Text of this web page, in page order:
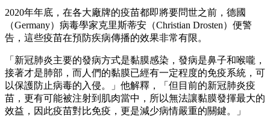
2020年年底，在各大廠牌的疫苗都即將要問世之前，德國
（Germany）病毒學家克里斯蒂安（Christian Drosten）便警
告，這些疫苗在預防疾病傳播的效果非常有限。
「新冠肺炎主要的發病方式是黏膜感染，發病是鼻子和喉嚨，
接著才是肺部，而人們的黏膜已經有一定程度的免疫系統，可
以保護防止病毒的入侵。」他解釋，「但目前的新冠肺炎疫
苗，更有可能被注射到肌肉當中，所以無法讓黏膜發揮最大的
效益，因此疫苗對比免疫，更是減少病情嚴重的關鍵。」